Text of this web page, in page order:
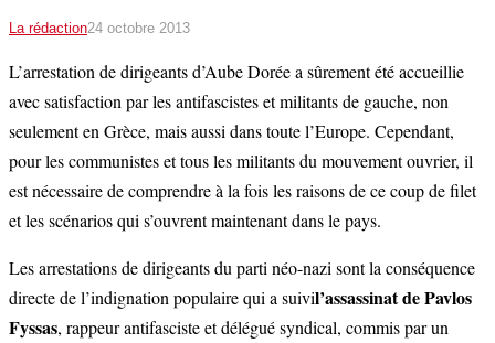
La rédaction24 octobre 2013
L’arrestation de dirigeants d’Aube Dorée a sûrement été accueillie
avec satisfaction par les antifascistes et militants de gauche, non
seulement en Grèce, mais aussi dans toute l’Europe. Cependant,
pour les communistes et tous les militants du mouvement ouvrier, il
est nécessaire de comprendre à la fois les raisons de ce coup de filet
et les scénarios qui s’ouvrent maintenant dans le pays.
Les arrestations de dirigeants du parti néo-nazi sont la conséquence
directe de l’indignation populaire qui a suivil’assassinat de Pavlos
Fyssas, rappeur antifasciste et délégué syndical, commis par un